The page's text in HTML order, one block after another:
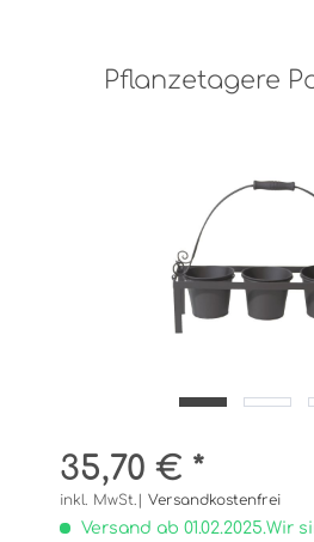
Pflanzetagere
35,70 € *
inkl. MwSt.| Versandkostenfrei
Versand ab 01.02.2025.Wir